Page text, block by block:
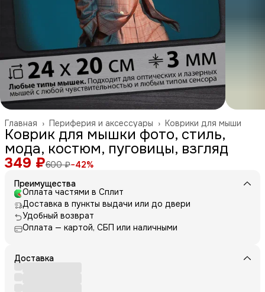
Коврики для мыши
Периферия и аксессуары ›
Главная ›
Коврик для мышки фото, стиль,
мода, костюм, пуговицы, взгляд
349 ₽600 ₽−42%
Преимущества
Оплата частями в Сплит
Доставка в пункты выдачи или до двери
Удобный возврат
Оплата — картой, СБП или наличными
Доставка